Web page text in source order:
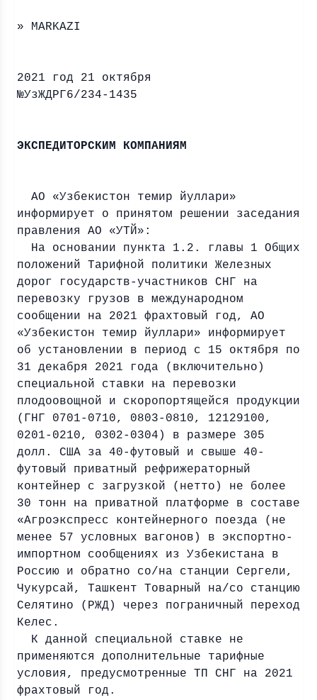
» MARKAZI
2021 год 21 октября
№УзЖДРГ6/234-1435
ЭКСПЕДИТОРСКИМ КОМПАНИЯМ
АО «Узбекистон темир йуллари»
информирует о принятом решении заседания
правления АО «УТЙ»:
На основании пункта 1.2. главы 1 Общих
положений Тарифной политики Железных
дорог государств-участников СНГ на
перевозку грузов в международном
сообщении на 2021 фрахтовый год, АО
«Узбекистон темир йуллари» информирует
об установлении в период с 15 октября по
31 декабря 2021 года (включительно)
специальной ставки на перевозки
плодоовощной и скоропортящейся продукции
(ГНГ 0701-0710, 0803-0810, 12129100,
0201-0210, 0302-0304) в размере 305
долл. США за 40-футовый и свыше 40-
футовый приватный рефрижераторный
контейнер с загрузкой (нетто) не более
30 тонн на приватной платформе в составе
«Агроэкспресс контейнерного поезда (не
менее 57 условных вагонов) в экспортно-
импортном сообщениях из Узбекистана в
Россию и обратно co/на станции Сергели,
Чукурсай, Ташкент Товарный на/co станцию
Селятино (РЖД) через пограничный переход
Келес.
К данной специальной ставке не
применяются дополнительные тарифные
условия, предусмотренные ТП СНГ на 2021
фрахтовый год.